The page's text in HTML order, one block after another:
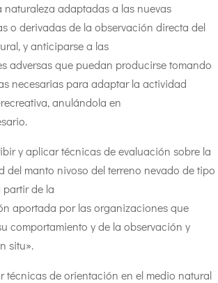
naturaleza adaptadas a las nuevas
o derivadas de la observación directa del
y anticiparse a las
adversas que puedan producirse tomando
necesarias para adaptar la actividad
anulándola en
y aplicar técnicas de evaluación sobre la
del manto nivoso del terreno nevado de tipo
de la
aportada por las organizaciones que
comportamiento y de la observación y
situ».
técnicas de orientación en el medio natural